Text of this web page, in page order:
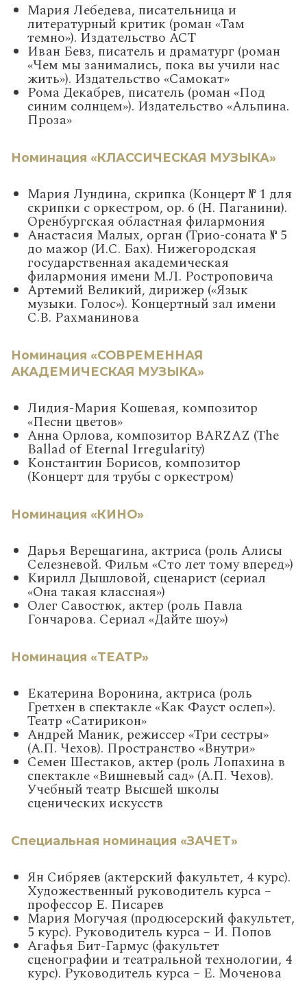
Мария Лебедева, писательница и
литературный критик (роман «Там
темно»). Издательство АСТ
Иван Бевз, писатель и драматург (роман
«Чем мы занимались, пока вы учили нас
жить»). Издательство «Самокат»
Рома Декабрев, писатель (роман «Под
синим солнцем»). Издательство «Альпина.
Проза»
Номинация «КЛАССИЧЕСКАЯ МУЗЫКА»
Мария Лундина, скрипка (Концерт № 1 для
скрипки с оркестром, op. 6 (Н. Паганини).
Оренбургская областная филармония
Анастасия Малых, орган (Трио-соната № 5
до мажор (И.С. Бах). Нижегородская
государственная академическая
филармония имени М.Л. Ростроповича
Артемий Великий, дирижер («Язык
музыки. Голос»). Концертный зал имени
С.В. Рахманинова
Номинация «СОВРЕМЕННАЯ
АКАДЕМИЧЕСКАЯ МУЗЫКА»
Лидия-Мария Кошевая, композитор
«Песни цветов»
Анна Орлова, композитор BARZAZ (The
Ballad of Eternal Irregularity)
Константин Борисов, композитор
(Концерт для трубы с оркестром)
Номинация «КИНО»
Дарья Верещагина, актриса (роль Алисы
Селезневой. Фильм «Сто лет тому вперед»)
Кирилл Дышловой, сценарист (сериал
«Она такая классная»)
Олег Савостюк, актер (роль Павла
Гончарова. Сериал «Дайте шоу»)
Номинация «ТЕАТР»
Екатерина Воронина, актриса (роль
Гретхен в спектакле «Как Фауст ослеп»).
Театр «Сатирикон»
Андрей Маник, режиссер «Три сестры»
(А.П. Чехов). Пространство «Внутри»
Семен Шестаков, актер (роль Лопахина в
спектакле «Вишневый сад» (А.П. Чехов).
Учебный театр Высшей школы
сценических искусств
Специальная номинация «ЗАЧЕТ»
Ян Сибряев (актерский факультет, 4 курс).
Художественный руководитель курса –
профессор Е. Писарев
Мария Могучая (продюсерский факультет,
5 курс). Руководитель курса – И. Попов
Агафья Бит-Гармус (факультет
сценографии и театральной технологии, 4
курс). Руководитель курса – Е. Моченова